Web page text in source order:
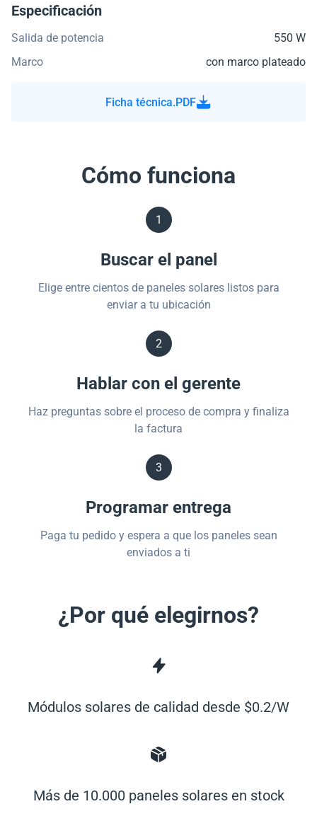
Especificación
Salida de potencia
550 W
Marco
con marco plateado
Ficha técnica.PDF
Cómo funciona
1
Buscar el panel
Elige entre cientos de paneles solares listos para
enviar a tu ubicación
2
Hablar con el gerente
Haz preguntas sobre el proceso de compra y finaliza
la factura
3
Programar entrega
Paga tu pedido y espera a que los paneles sean
enviados a ti
¿Por qué elegirnos?
Módulos solares de calidad desde $0.2/W
Más de 10.000 paneles solares en stock